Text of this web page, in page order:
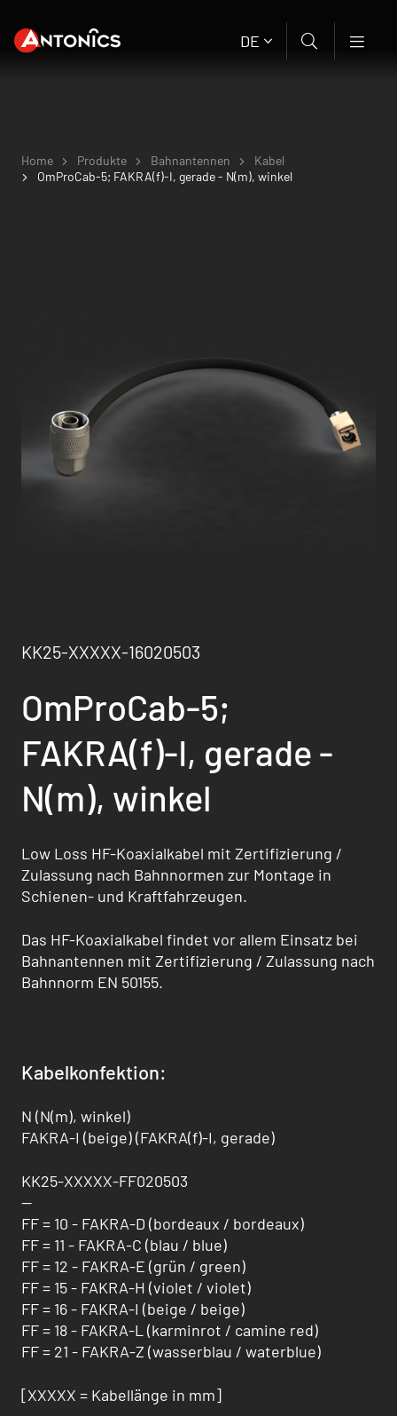
DE
Home Produkte Bahnantennen
Kabel
OmProCab-5; FAKRA(f)-I, gerade - N(m), winkel
KK25-XXXXX-16020503
OmProCab-5;
FAKRA(f)-I, gerade -
N(m), winkel
Low Loss HF-Koaxialkabel mit Zertifizierung /
Zulassung nach Bahnnormen zur Montage in
Schienen- und Kraftfahrzeugen.
Das HF-Koaxialkabel findet vor allem Einsatz bei
Bahnantennen mit Zertifizierung / Zulas­sung nach
Bahnnorm EN 50155.
Kabelkonfektion:
N (N(m), winkel)
FAKRA-I (beige) (FAKRA(f)-I, gerade)
KK25-XXXXX-FF020503
--
FF = 10 - FAKRA-D (bordeaux / bordeaux)
FF = 11 - FAKRA-C (blau / blue)
FF = 12 - FAKRA-E (grün / green)
FF = 15 - FAKRA-H (violet / violet)
FF = 16 - FAKRA-I (beige / beige)
FF = 18 - FAKRA-L (karminrot / camine red)
FF = 21 - FAKRA-Z (wasserblau / waterblue)
[XXXXX = Kabellänge in mm]